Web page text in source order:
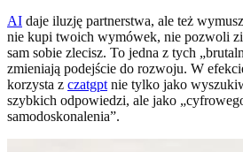
AI daje iluzję partnerstwa, ale też
nie kupi twoich wymówek, nie pozwoli
sam sobie zlecisz. To jedna z tych
zmieniają podejście do rozwoju. W
korzysta z czatgpt nie tylko jako
szybkich odpowiedzi, ale jako
samodoskonalenia”.